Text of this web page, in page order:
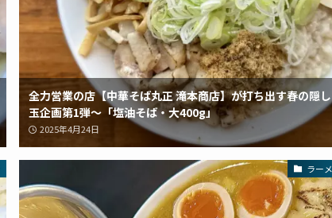
全力営業の店【中華そば丸正 滝本商店】が打ち出す春の隠し
玉企画第1弾〜「塩油そば・大400g」
2025年4月24日
ラー